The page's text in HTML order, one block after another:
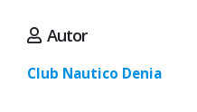
Autor
Club Nautico Denia